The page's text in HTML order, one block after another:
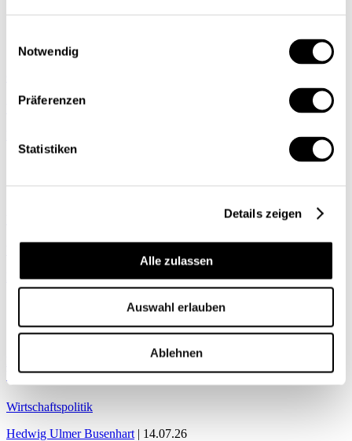
Notwendig
Präferenzen
Statistiken
Details zeigen
Alle zulassen
Auswahl erlauben
Ablehnen
Wirtschaftspolitik
Wie wirken die klimapolitischen Massnahmen der Schweiz?
Martin Baur,Luisa Lutz,Roger Ramer| 16.07.26
Mehr Eigenverantwortung für Versicherer, mehr Schutz für
Versicherte
Wirtschaftspolitik
Hedwig Ulmer Busenhart | 14.07.26